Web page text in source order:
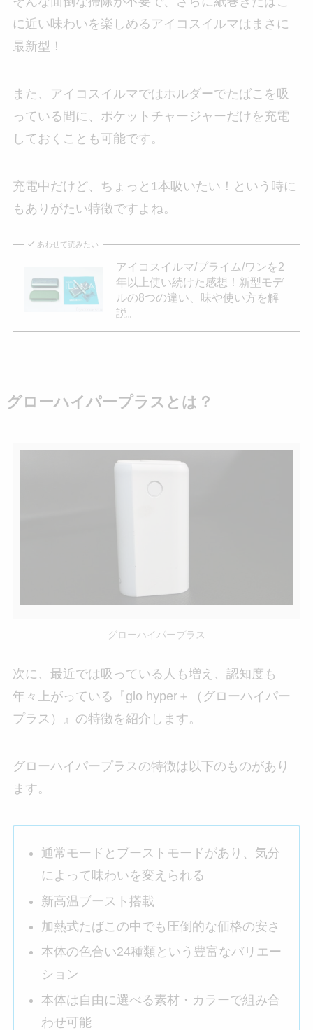
に近い味わいを楽しめるアイコスイルマはまさに
最新型！
また、アイコスイルマではホルダーでたばこを吸
っている間に、ポケットチャージャーだけを充電
しておくことも可能です。
充電中だけど、ちょっと1本吸いたい！という時に
もありがたい特徴ですよね。
あわせて読みたい
アイコスイルマ/プライム/ワンを2
年以上使い続けた感想！新型モデ
ルの8つの違い、味や使い方を解
説。
グローハイパープラスとは？
グローハイパープラス
次に、最近では吸っている人も増え、認知度も
年々上がっている『glo hyper＋（グローハイパー
プラス）』の特徴を紹介します。
グローハイパープラスの特徴は以下のものがあり
ます。
通常モードとブーストモードがあり、気分
によって味わいを変えられる
新高温ブースト搭載
加熱式たばこの中でも圧倒的な価格の安さ
本体の色合い24種類という豊富なバリエー
ション
本体は自由に選べる素材・カラーで組み合
わせ可能